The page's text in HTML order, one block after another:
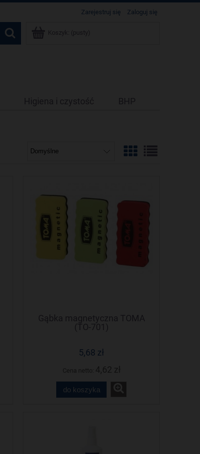
Zarejestruj się Zaloguj się
Koszyk: (pusty)
Higiena i czystość BHP
Gąbka magnetyczna TOMA
(TO-701)
5,68 zł
do koszyka